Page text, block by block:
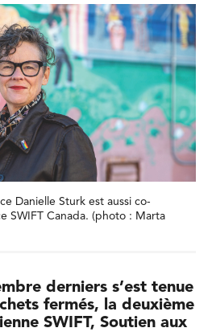
Danielle Sturk est aussi co-
SWIFT Canada. (photo : Marta
derniers s’est tenue
fermés, la deuxième
SWIFT, Soutien aux